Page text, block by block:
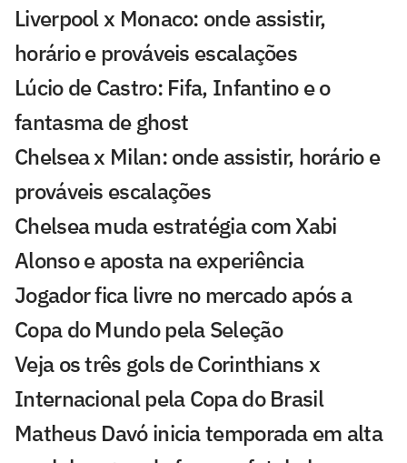
Liverpool x Monaco: onde assistir,
horário e prováveis escalações
Lúcio de Castro: Fifa, Infantino e o
fantasma de ghost
Chelsea x Milan: onde assistir, horário e
prováveis escalações
Chelsea muda estratégia com Xabi
Alonso e aposta na experiência
Jogador fica livre no mercado após a
Copa do Mundo pela Seleção
Veja os três gols de Corinthians x
Internacional pela Copa do Brasil
Matheus Davó inicia temporada em alta